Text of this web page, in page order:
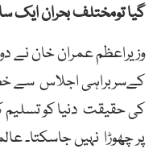
گیا تومختلف بحران ایک
وزیراعظم عمران خان نے
کےسربراہی اجلاس سے
کی حقیقت دنیا کو تسلیم
پر چھوڑا نہیں جاسکتا۔